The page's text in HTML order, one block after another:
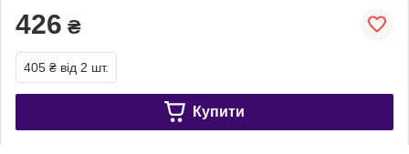
426 ₴
405 ₴ від 2 шт.
Купити